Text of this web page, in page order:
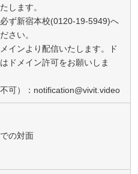
します。
ず新宿本校(0120-19-5949)へ
さい。
インより配信いたします。ド
ドメイン許可をお願いしま
可）：notification@vivit.video
の対面